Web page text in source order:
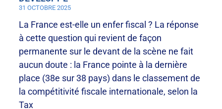
31 OCTOBRE 2025
La France est-elle un enfer fiscal ? La réponse
à cette question qui revient de façon
permanente sur le devant de la scène ne fait
aucun doute : la France pointe à la dernière
place (38e sur 38 pays) dans le classement de
la compétitivité fiscale internationale, selon la
Tax